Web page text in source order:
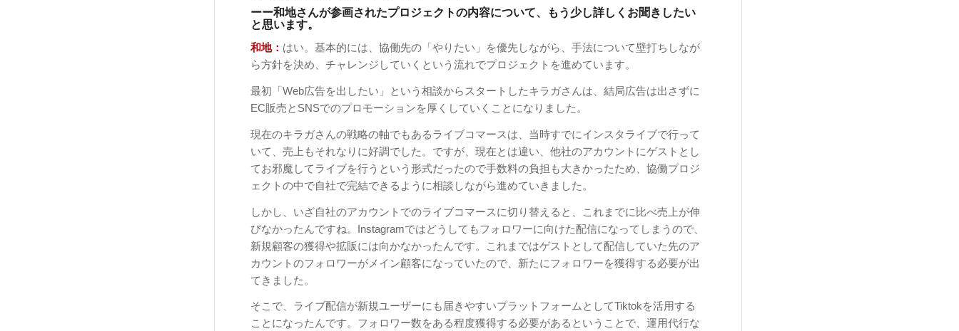
ーー和地さんが参画されたプロジェクトの内容について、もう少し詳しくお聞きしたい
と思います。
和地： はい。基本的には、協働先の「やりたい」を優先しながら、手法について壁打ちしなが
ら方針を決め、チャレンジしていくという流れでプロジェクトを進めています。
最初「Web広告を出したい」という相談からスタートしたキラガさんは、結局広告は出さずに
EC販売とSNSでのプロモーションを厚くしていくことになりました。
現在のキラガさんの戦略の軸でもあるライブコマースは、当時すでにインスタライブで行って
いて、売上もそれなりに好調でした。ですが、現在とは違い、他社のアカウントにゲストとし
てお邪魔してライブを行うという形式だったので手数料の負担も大きかったため、協働プロジ
ェクトの中で自社で完結できるように相談しながら進めていきました。
しかし、いざ自社のアカウントでのライブコマースに切り替えると、これまでに比べ売上が伸
びなかったんですね。Instagramではどうしてもフォロワーに向けた配信になってしまうので、
新規顧客の獲得や拡販には向かなかったんです。これまではゲストとして配信していた先のア
カウントのフォロワーがメイン顧客になっていたので、新たにフォロワーを獲得する必要が出
てきました。
そこで、ライブ配信が新規ユーザーにも届きやすいプラットフォームとしてTiktokを活用する
ことになったんです。フォロワー数をある程度獲得する必要があるということで、運用代行な